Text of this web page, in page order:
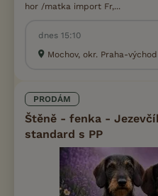
hor /matka import Fr,...
dnes 15:10
Mochov, okr. Praha-východ
PRODÁM
Štěně - fenka -
standard s PP